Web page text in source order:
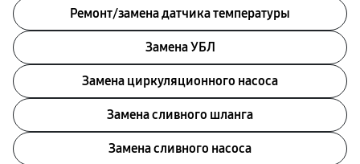
Ремонт/замена датчика температуры
Замена УБЛ
Замена циркуляционного насоса
Замена сливного шланга
Замена сливного насоса